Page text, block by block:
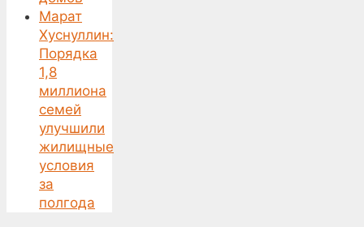
Марат
Хуснуллин:
Порядка
1,8
миллиона
семей
улучшили
жилищные
условия
за
полгода